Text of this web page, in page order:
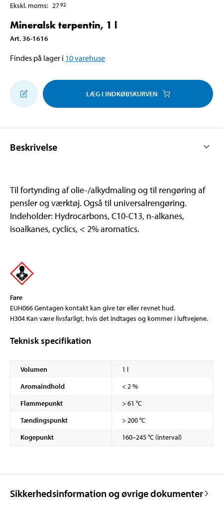
Ekskl. moms: 2792
Mineralsk terpentin, 1 l
Art. 36-1616
Findes på lager i 10varehuse
LÆG I INDKØBSKURVEN
Beskrivelse
Til fortynding af olie-/alkydmaling og til rengøring af
pensler og værktøj. Også til universalrengøring.
Indeholder: Hydrocarbons, C10-C13, n-alkanes,
isoalkanes, cyclics, < 2% aromatics.
Fare
EUH066 Gentagen kontakt kan give tør eller revnet hud.
H304 Kan være livsfarligt, hvis det indtages og kommer i luftvejene.
Teknisk specifikation
Volumen
1 l
Aromaindhold
< 2 %
Flammepunkt
> 61 °C
Tændingspunkt
> 200 °C
Kogepunkt
160–245 °C (interval)
Sikkerhedsinformation og øvrige dokumenter